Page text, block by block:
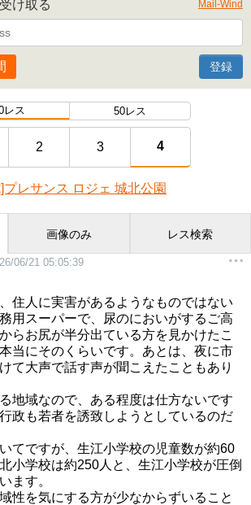
け取る Mail-Wind
登録
レス 50レス
2 3 4
プレサンス ロジェ 城北公園
画像のみ レス検索
06/21 05:05:39
住人に実害があるようなものではない
用スーパーで、尿のにおいがするご高
らお尻が半分出ている方を見かけたこ
当にそのくらいです。あとは、夜に市
て大声で話す声が聞こえたこともあり
地域なので、ある程度は仕方ないです
政も若者を誘致しようとしているのだ
てですが、生江小学校の児童数が約60
小学校は約250人と、生江小学校が圧倒
ます。
性を気にする方が少なからずいること